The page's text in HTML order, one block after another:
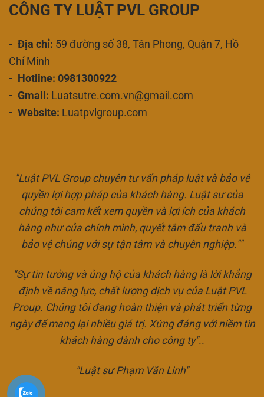
CÔNG TY LUẬT PVL GROUP
- Địa chỉ: 59 đường số 38, Tân Phong, Quận 7, Hồ
Chí Minh
- Hotline: 0981300922
- Gmail: Luatsutre.com.vn@gmail.com
- Website: Luatpvlgroup.com
"Luật PVL Group chuyên tư vấn pháp luật và bảo vệ
quyền lợi hợp pháp của khách hàng. Luật sư của
chúng tôi cam kết xem quyền và lợi ích của khách
hàng như của chính mình, quyết tâm đấu tranh và
bảo vệ chúng với sự tận tâm và chuyên nghiệp.""
"Sự tin tưởng và ủng hộ của khách hàng là lời khẳng
định về năng lực, chất lượng dịch vụ của Luật PVL
Proup. Chúng tôi đang hoàn thiện và phát triển từng
ngày để mang lại nhiều giá trị. Xứng đáng với niềm tin
khách hàng dành cho công ty"..
"Luật sư Phạm Văn Linh"